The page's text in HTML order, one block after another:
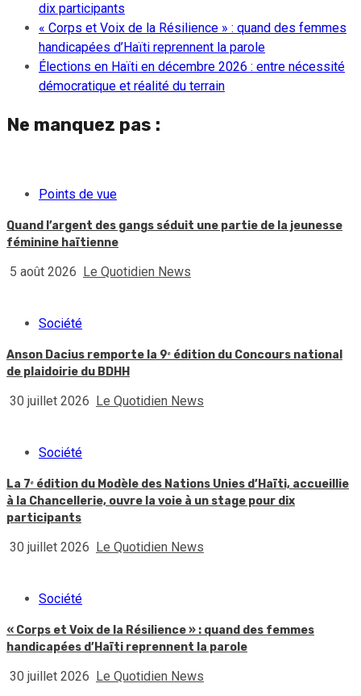
dix participants
« Corps et Voix de la Résilience » : quand des femmes
handicapées d’Haïti reprennent la parole
Élections en Haïti en décembre 2026 : entre nécessité
démocratique et réalité du terrain
Ne manquez pas :
Points de vue
Quand l’argent des gangs séduit une partie de la jeunesse
féminine haïtienne
5 août 2026 Le Quotidien News
Société
Anson Dacius remporte la 9ᵉ édition du Concours national
de plaidoirie du BDHH
30 juillet 2026 Le Quotidien News
Société
La 7ᵉ édition du Modèle des Nations Unies d’Haïti, accueillie
à la Chancellerie, ouvre la voie à un stage pour dix
participants
30 juillet 2026 Le Quotidien News
Société
« Corps et Voix de la Résilience » : quand des femmes
handicapées d’Haïti reprennent la parole
30 juillet 2026 Le Quotidien News